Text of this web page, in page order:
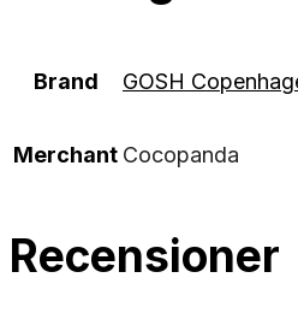
Brand GOSH
Merchant Cocopanda
Recensioner